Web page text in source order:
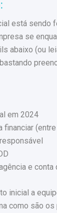
está sendo
se
abaixo (ou
em 2024
financiar
e
inicial a
como são